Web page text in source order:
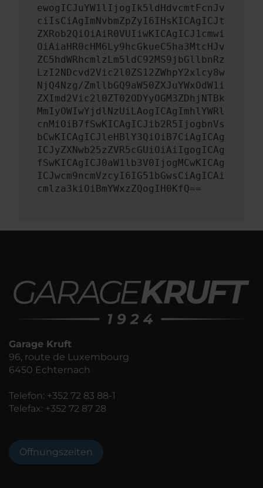
ewogICJuYW1lIjogIk5ldHdvcmtFcnJv
ciIsCiAgImNvbmZpZyI6IHsKICAgICJt
ZXRob2QiOiAiR0VUIiwKICAgICJ1cmwi
OiAiaHR0cHM6Ly9hcGkueC5ha3MtcHJv
ZC5hdWRhcmlzLm5ldC92MS9jbGllbnRz
LzI2NDcvd2Vic2l0ZS12ZWhpY2xlcy8w
NjQ4Nzg/ZmllbGQ9aW50ZXJuYWxOdW1i
ZXImd2Vic2l0ZT02ODYyOGM3ZDhjNTBk
MmIyOWIwYjdlNzUiLAogICAgImhlYWRl
cnMiOiB7fSwKICAgICJib2R5IjogbnVs
bCwKICAgICJleHBlY3QiOiB7CiAgICAg
ICJyZXNwb25zZVR5cGUiOiAiIgogICAg
fSwKICAgICJ0aW1lb3V0IjogMCwKICAg
ICJwcm9ncmVzcyI6IG51bGwsCiAgICAi
cmlza3kiOiBmYWxzZQogIH0KfQ==
Garage Kruft
96, route de Luxembourg
6450 Echternach
Telefon: +352 72 83 88-1
Telefax: +352 72 87 28
Öffnungszeiten